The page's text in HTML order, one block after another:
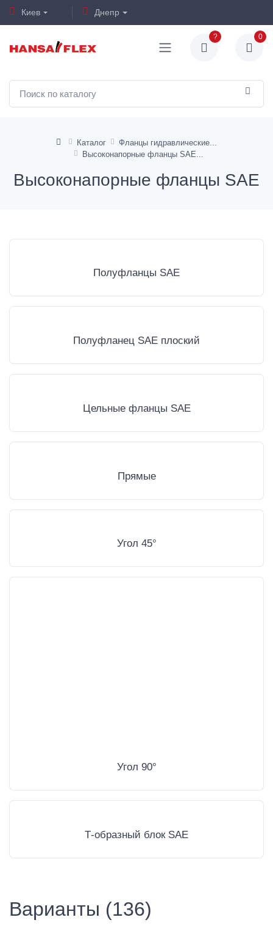
Киев Днепр
? 0
Каталог
Фланцы гидравлические
Высоконапорные фланцы SAE
Высоконапорные фланцы SAE
Полуфланцы SAE
Полуфланец SAE плоский
Цельные фланцы SAE
Прямые
Угол 45°
Угол 90°
Т-образный блок SAE
Варианты (136)